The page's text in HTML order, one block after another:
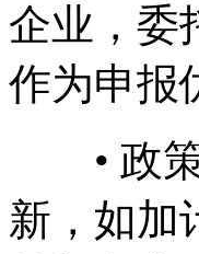
企业，委
作为申报
• 政策
新，如加